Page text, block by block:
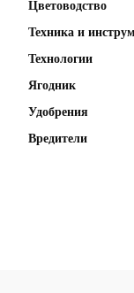
Цветоводство
Техника и
Технологии
Ягодник
Удобрения
Вредители